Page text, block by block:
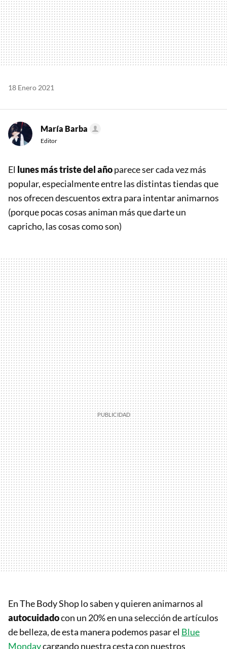
18 Enero 2021
María Barba
Editor
El lunes más triste del añoparece ser cada vez más
popular, especialmente entre las distintas tiendas que
nos ofrecen descuentos extra para intentar animarnos
(porque pocas cosas animan más que darte un
capricho, las cosas como son)
En The Body Shop lo saben y quieren animarnos al
autocuidadocon un 20% en una selección de artículos
de belleza, de esta manera podemos pasar el Blue
Mondaycargando nuestra cesta con nuestros